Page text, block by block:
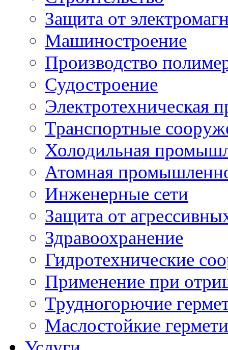
Защита от
Машиностроение
Производство
Судостроение
Электротехническая
Транспортные
Холодильная
Атомная
Инженерные сети
Защита от
Здравоохранение
Гидротехнические
Применение при
Трудногорючие
Маслостойкие